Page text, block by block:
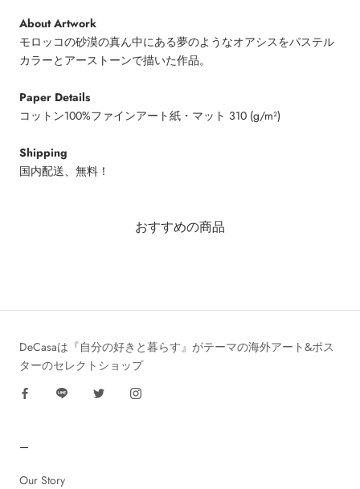
About Artwork
モロッコの砂漠の真ん中にある夢のようなオアシスをパステル
カラーとアーストーンで描いた作品。
Paper Details
コットン100%ファインアート紙・マット 310 (g/m²)
Shipping
国内配送、無料！
おすすめの商品
DeCasaは『自分の好きと暮らす』がテーマの海外アート&ポス
ターのセレクトショップ
ー
Our Story